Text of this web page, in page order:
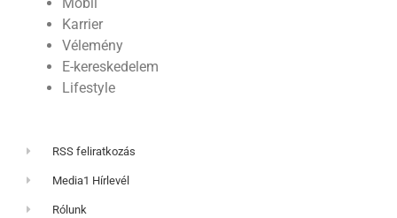
Mobil
Karrier
Vélemény
E-kereskedelem
Lifestyle
RSS feliratkozás
Media1 Hírlevél
Rólunk